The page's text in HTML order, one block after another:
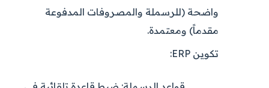
واضحة (للرسملة والمصروفات المدفوعة
مقدماً) ومعتمدة.
تكوين ERP: